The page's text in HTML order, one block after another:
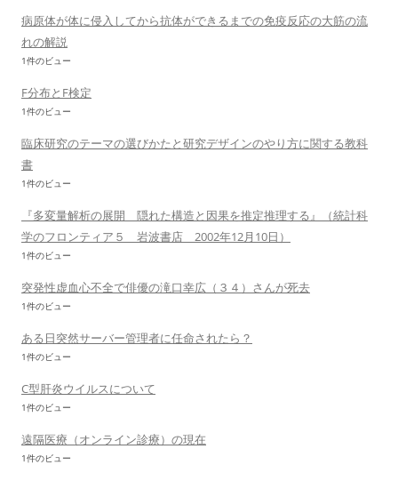
病原体が体に侵入してから抗体ができるまでの免疫反応の大筋の流
れの解説
1件のビュー
F分布とF検定
1件のビュー
臨床研究のテーマの選びかたと研究デザインのやり方に関する教科
書
1件のビュー
『多変量解析の展開 隠れた構造と因果を推定推理する』（統計科
学のフロンティア５ 岩波書店 2002年12月10日）
1件のビュー
突発性虚血心不全で俳優の滝口幸広（３４）さんが死去
1件のビュー
ある日突然サーバー管理者に任命されたら？
1件のビュー
C型肝炎ウイルスについて
1件のビュー
遠隔医療（オンライン診療）の現在
1件のビュー